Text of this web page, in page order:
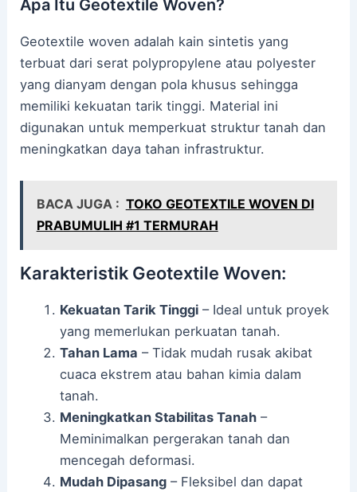
Apa Itu Geotextile Woven?
Geotextile woven adalah kain sintetis yang
terbuat dari serat polypropylene atau polyester
yang dianyam dengan pola khusus sehingga
memiliki kekuatan tarik tinggi. Material ini
digunakan untuk memperkuat struktur tanah dan
meningkatkan daya tahan infrastruktur.
BACA JUGA : TOKO GEOTEXTILE WOVEN DI
PRABUMULIH #1 TERMURAH
Karakteristik Geotextile Woven:
Kekuatan Tarik Tinggi– Ideal untuk proyek
yang memerlukan perkuatan tanah.
Tahan Lama – Tidak mudah rusak akibat
cuaca ekstrem atau bahan kimia dalam
tanah.
Meningkatkan Stabilitas Tanah–
Meminimalkan pergerakan tanah dan
mencegah deformasi.
Mudah Dipasang– Fleksibel dan dapat